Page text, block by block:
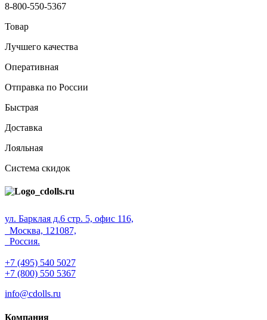
8-800-550-5367
Товар
Лучшего качества
Оперативная
Отправка по России
Быстрая
Доставка
Лояльная
Система скидок
ул. Барклая д.6 стр. 5, офис 116,
Москва, 121087,
Россия.
+7 (495) 540 5027
+7 (800) 550 5367
info@cdolls.ru
Компания